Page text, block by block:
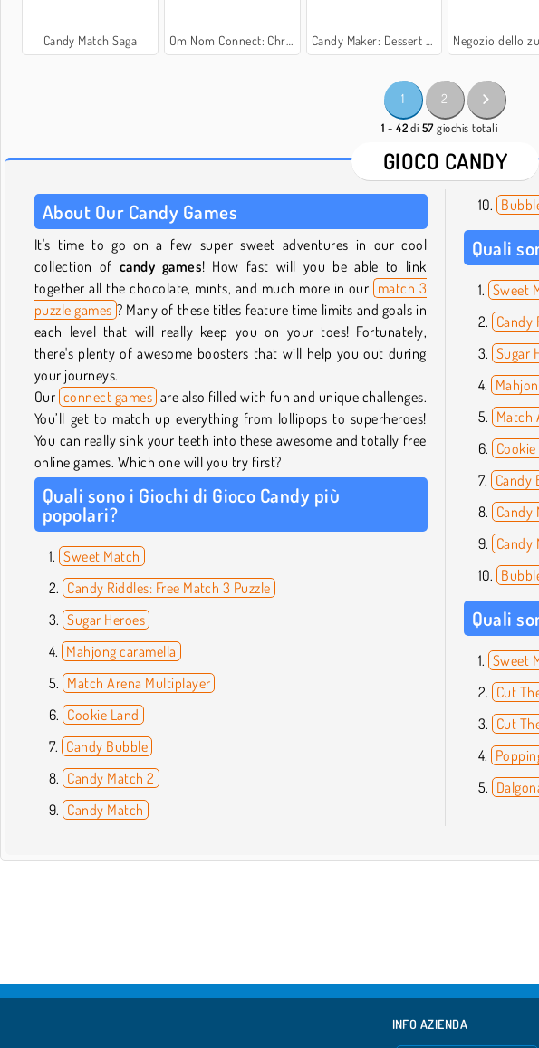
Candy Match Saga Om Nom Connect: Christmas Candy Maker: Dessert Games Negozio dello
1 2
1 - 42di 57giochis totali
GIOCO CANDY
About Our Candy Games
It's time to go on a few super sweet adventures in our cool
collection of candy games! How fast will you be able to link
together all the chocolate, mints, and much more in our match 3
puzzle games ? Many of these titles feature time limits and goals in
each level that will really keep you on your toes! Fortunately,
there's plenty of awesome boosters that will help you out during
your journeys.
Our connect games are also filled with fun and unique challenges.
You’ll get to match up everything from lollipops to superheroes!
You can really sink your teeth into these awesome and totally free
online games. Which one will you try first?
Quali sono i Giochi di Gioco Candy più
popolari?
Sweet Match
Candy Riddles: Free Match 3 Puzzle
Sugar Heroes
Mahjong caramella
Match Arena Multiplayer
Cookie Land
Candy Bubble
Candy Match 2
Candy Match
Quali
Sweet
Candy
Sugar
Match
Candy
Candy
Candy
Quali
Sweet
Cut
Cut
INFO AZIENDA